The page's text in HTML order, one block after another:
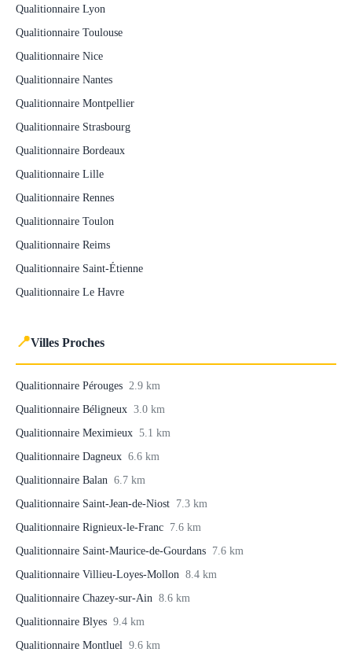
Qualitionnaire Lyon
Qualitionnaire Toulouse
Qualitionnaire Nice
Qualitionnaire Nantes
Qualitionnaire Montpellier
Qualitionnaire Strasbourg
Qualitionnaire Bordeaux
Qualitionnaire Lille
Qualitionnaire Rennes
Qualitionnaire Toulon
Qualitionnaire Reims
Qualitionnaire Saint-Étienne
Qualitionnaire Le Havre
📍Villes Proches
Qualitionnaire Pérouges 2.9 km
Qualitionnaire Béligneux 3.0 km
Qualitionnaire Meximieux 5.1 km
Qualitionnaire Dagneux 6.6 km
Qualitionnaire Balan 6.7 km
Qualitionnaire Saint-Jean-de-Niost 7.3 km
Qualitionnaire Rignieux-le-Franc 7.6 km
Qualitionnaire Saint-Maurice-de-Gourdans 7.6 km
Qualitionnaire Villieu-Loyes-Mollon 8.4 km
Qualitionnaire Chazey-sur-Ain 8.6 km
Qualitionnaire Blyes 9.4 km
Qualitionnaire Montluel 9.6 km